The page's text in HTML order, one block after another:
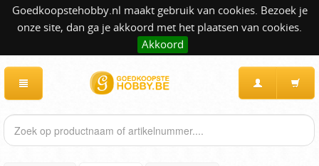
Goedkoopstehobby.nl maakt gebruik van cookies. Bezoek je
onze site, dan ga je akkoord met het plaatsen van cookies.
Akkoord